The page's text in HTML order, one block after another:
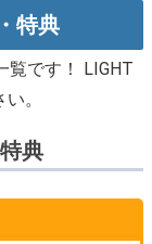
特典
覧です！ LIGHT
。
典